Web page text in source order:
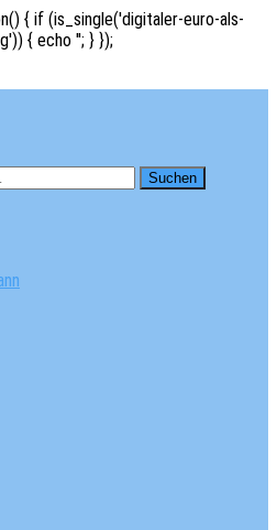
{ if (is_single('digitaler-euro-als-
{ echo ''; } });